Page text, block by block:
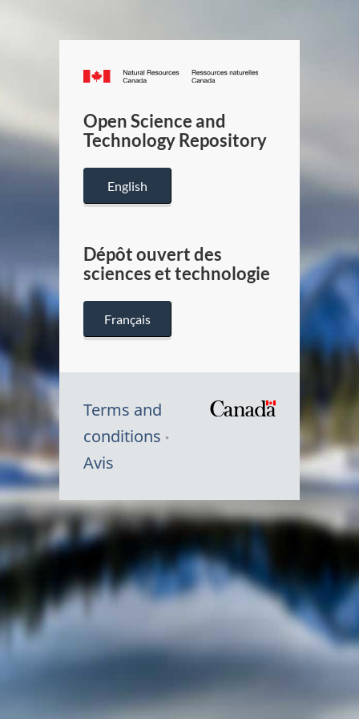
Canada.ca
/
Canada
Open Science and
Technology Repository
English
Dépôt ouvert des
sciences et technologie
Français
Terms and
conditions
Avis
Symbole
du
Canada